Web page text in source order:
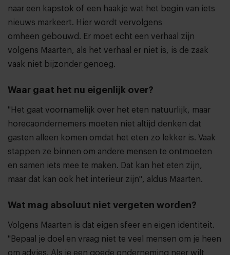
naar een kapstok of een haakje wat het begin van iets
nieuws markeert. Hier wordt vervolgens
omheen gebouwd. Er moet echt een verhaal zijn
volgens Maarten, als het verhaal er niet is, is de zaak
vaak niet bijzonder genoeg.
Waar gaat het nu eigenlijk over?
"Het gaat voornamelijk over het eten natuurlijk, maar
horecaondernemers moeten niet altijd denken dat
gasten alleen komen omdat het eten zo lekker is. Vaak
stappen ze binnen om andere mensen te ontmoeten
en samen iets mee te maken. Dat kan het eten zijn,
maar dat kan ook het interieur zijn", aldus Maarten.
Wat mag absoluut niet vergeten worden?
Volgens Maarten is dat eigen sfeer en eigen identiteit.
"Bepaal je doel en vraag niet te veel mensen om je heen
om advies. Als je een goede onderneming neer wilt